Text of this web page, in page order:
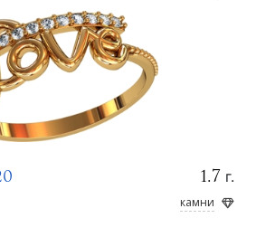
1.7 г.
камни